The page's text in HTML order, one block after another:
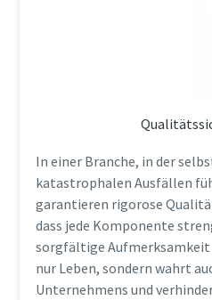
In einer Branche, in der
katastrophalen Ausfällen
garantieren rigorose
dass jede Komponente
sorgfältige
nur Leben, sondern wahrt
Unternehmens und